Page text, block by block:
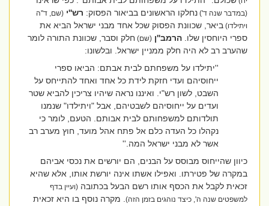
(במדבר שנה ד')נחלקו הראשונים בביאור הפסוק: רש''י (שם, ד''ה
ויתילדו)ביאר, שכוונת הפסוק שכל אחד מבני ישראל הביא את
ספרי היוחסין שלו.הרמב''ן (שם)חלק וסבר, שכוונת התורה לומר
שהערב רב לא היה חלק ממניין ישראל. ובלשונו:
''יתילדו על משפחתם לבית אבתם: הביאו ספרי
ייחוסיהם ועדי חזקת לידת כל אחד ואחד להתייחס על
השבט, לשון רש"י. ואיננו נראה שיהיו צריכין להביא שטר
ועדים על ייחוסיהם לשבטיהם, אבל "ויתילדו" שנמנו
תולדותם למשפחותם לבית אבותם. הטעם, לומר כי
נקהלו כל העדה כלם אל פתח אהל מועד, חוץ מערב רב
אשר לא מבני ישראל המה.''
כיוון שהייחוס מבוסס על הבנים, הם יורשים את נכסי אביהם
במקרה של פטירתו. ואפילו אשתו אינה יורשת אותו, אלא שהיא
זכאית לקבל את הכסף אותו רשם הבעל בכתובה(ועיין בדף
למשפטים שנה ה', כיצד נוהגים בזמן הזה). מקרה נוסף בו היא זכאית